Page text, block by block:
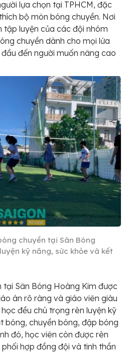
lựa chọn tại TPHCM, đặc
bộ môn bóng chuyền. Nơi
tập luyện của các đội nhóm
chuyền dành cho mọi lứa
đến người muốn nâng cao
chuyền tại Sân Bóng
kỹ năng, sức khỏe và kết
tại Sân Bóng Hoàng Kim được
án rõ ràng và giáo viên giàu
đều chú trọng rèn luyện kỹ
bóng, chuyền bóng, đập bóng
đó, học viên còn được rèn
hợp đồng đội và tinh thần